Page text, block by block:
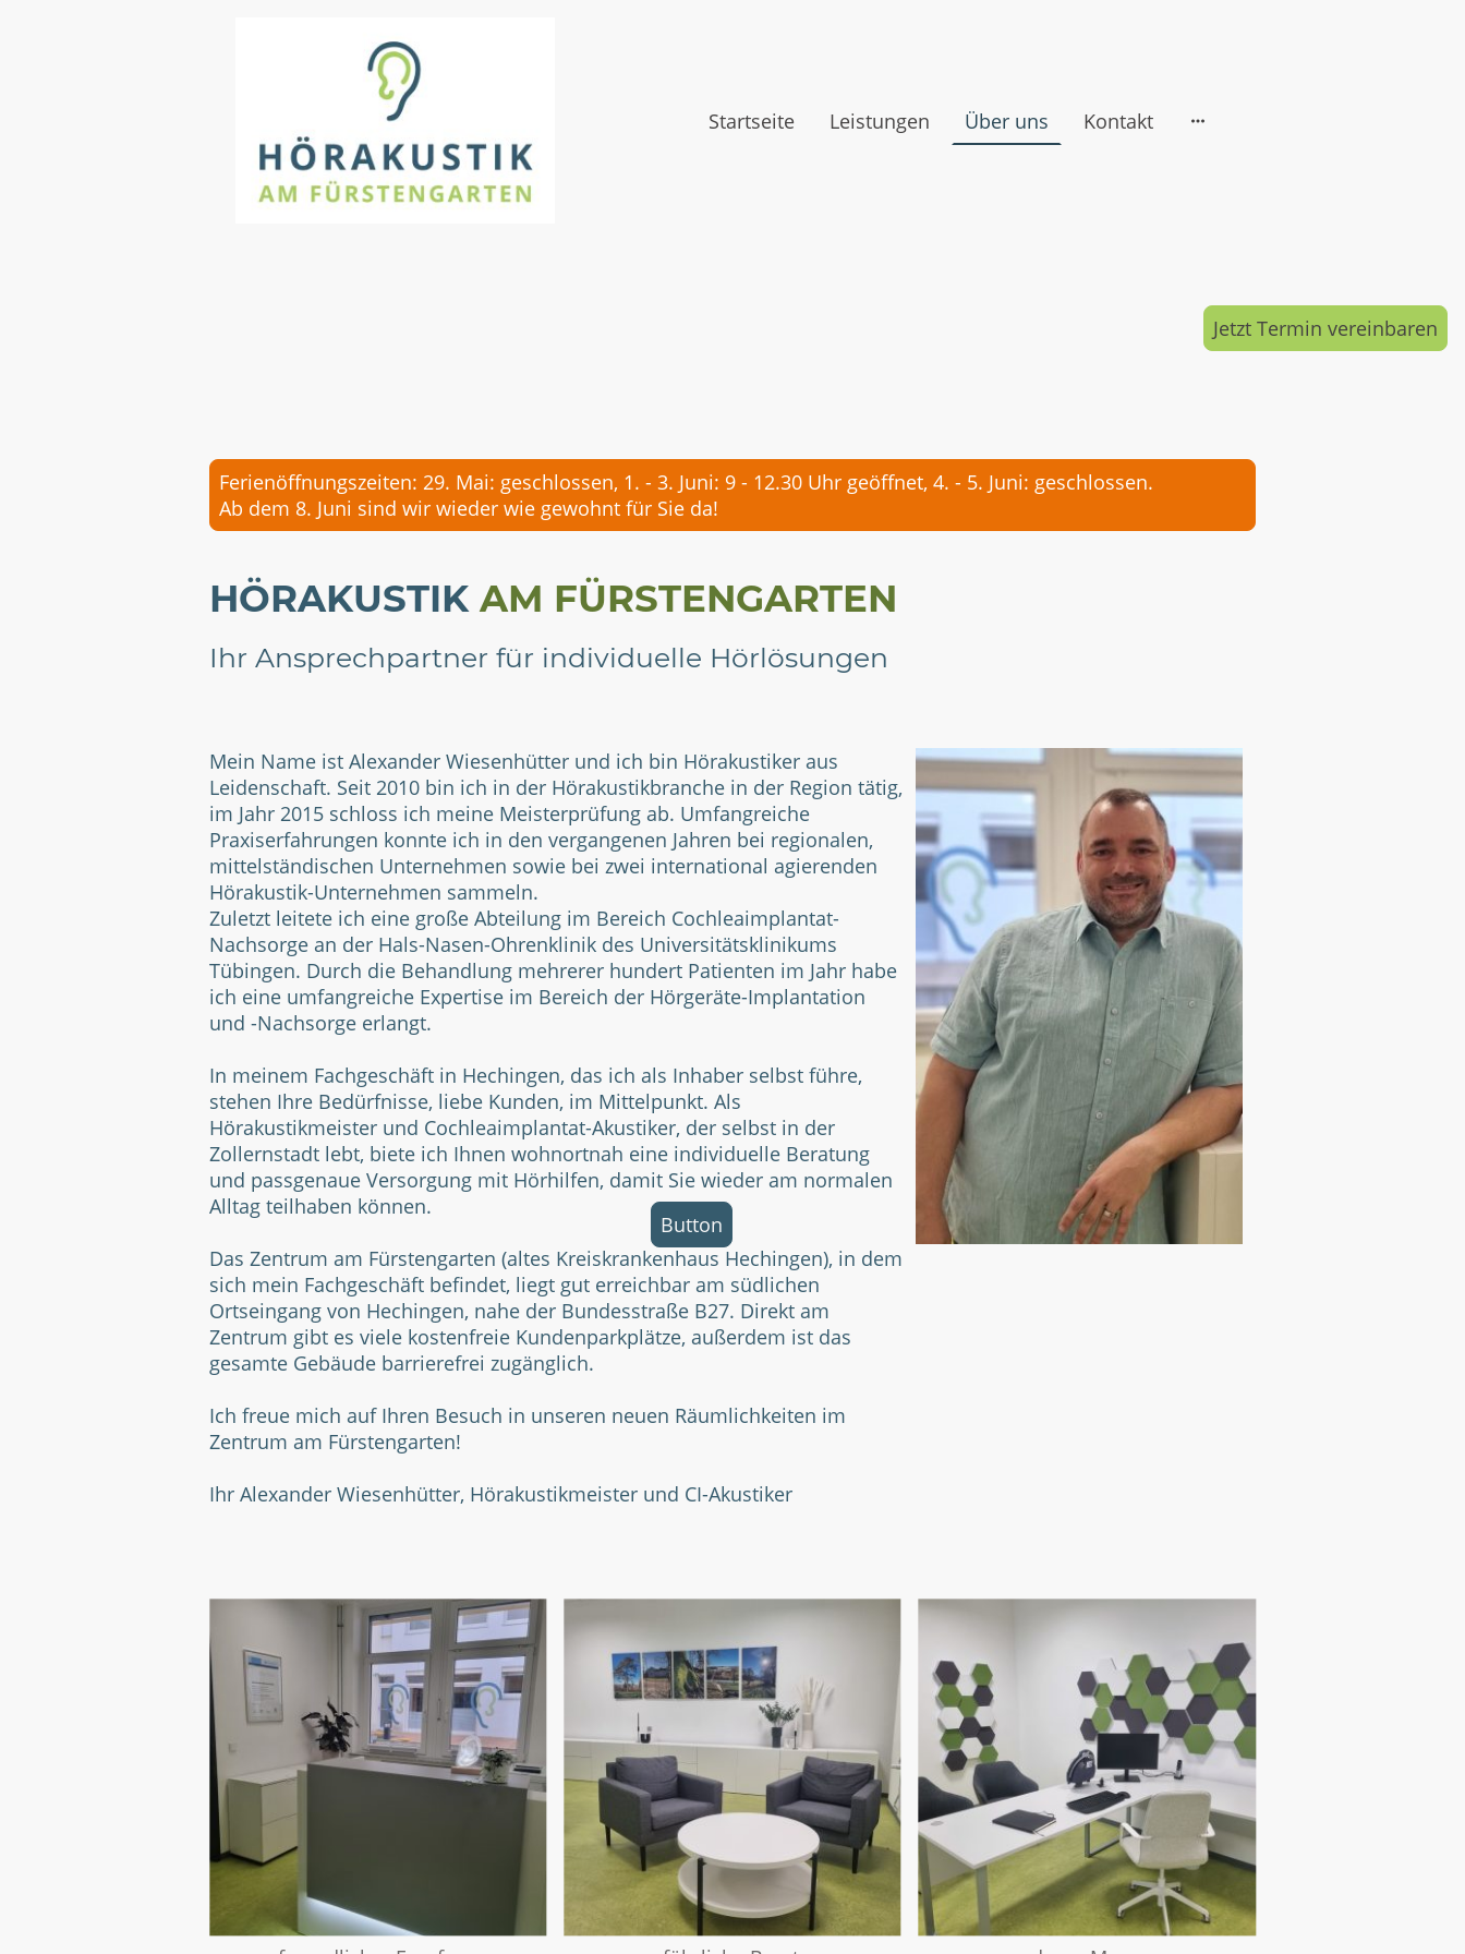
Startseite Leistungen Über uns Kontakt
Jetzt Termin vereinbaren
HÖRAKUSTIK AM FÜRSTENGARTEN
Ferienöffnungszeiten: 29. Mai: geschlossen, 1. - 3. Juni: 9 - 12.30 Uhr geöffnet, 4. - 5. Juni: geschlossen.
Ab dem 8. Juni sind wir wieder wie gewohnt für Sie da!
Ihr Ansprechpartner für individuelle Hörlösungen
Mein Name ist Alexander Wiesenhütter und ich bin Hörakustiker aus
Leidenschaft. Seit 2010 bin ich in der Hörakustikbranche in der Region tätig,
im Jahr 2015 schloss ich meine Meisterprüfung ab. Umfangreiche
Praxiserfahrungen konnte ich in den vergangenen Jahren bei regionalen,
mittelständischen Unternehmen sowie bei zwei international agierenden
Hörakustik-Unternehmen sammeln.
Zuletzt leitete ich eine große Abteilung im Bereich Cochleaimplantat-
Nachsorge an der Hals-Nasen-Ohrenklinik des Universitätsklinikums
Tübingen. Durch die Behandlung mehrerer hundert Patienten im Jahr habe
ich eine umfangreiche Expertise im Bereich der Hörgeräte-Implantation
und -Nachsorge erlangt.
In meinem Fachgeschäft in Hechingen, das ich als Inhaber selbst führe,
stehen Ihre Bedürfnisse, liebe Kunden, im Mittelpunkt. Als
Hörakustikmeister und Cochleaimplantat-Akustiker, der selbst in der
Zollernstadt lebt, biete ich Ihnen wohnortnah eine individuelle Beratung
und passgenaue Versorgung mit Hörhilfen, damit Sie wieder am normalen
Alltag teilhaben können.
Das Zentrum am Fürstengarten (altes Kreiskrankenhaus Hechingen), in dem
sich mein Fachgeschäft befindet, liegt gut erreichbar am südlichen
Ortseingang von Hechingen, nahe der Bundesstraße B27. Direkt am
Zentrum gibt es viele kostenfreie Kundenparkplätze, außerdem ist das
gesamte Gebäude barrierefrei zugänglich.
Ich freue mich auf Ihren Besuch in unseren neuen Räumlichkeiten im
Zentrum am Fürstengarten!
Ihr Alexander Wiesenhütter, Hörakustikmeister und CI-Akustiker
Button